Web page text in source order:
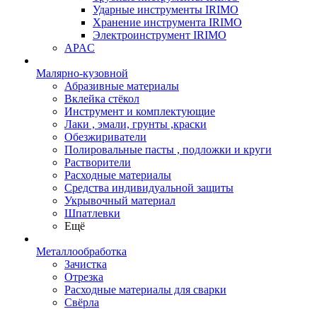
Ударные инструменты IRIMO
Хранение инструмента IRIMO
Электроинструмент IRIMO
APAC
Малярно-кузовной
Абразивные материалы
Вклейка стёкол
Инструмент и комплектующие
Лаки , эмали, грунты ,краски
Обезжириватели
Полировальные пасты , подложки и круги
Растворители
Расходные материалы
Средства индивидуальной защиты
Укрывочный материал
Шпатлевки
Ещё
Металлообработка
Зачистка
Отрезка
Расходные материалы для сварки
Свёрла